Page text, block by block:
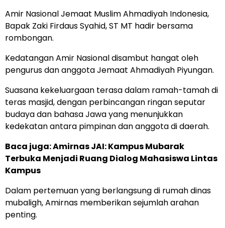
Amir Nasional Jemaat Muslim Ahmadiyah Indonesia,
Bapak Zaki Firdaus Syahid, ST MT hadir bersama
rombongan.
Kedatangan Amir Nasional disambut hangat oleh
pengurus dan anggota Jemaat Ahmadiyah Piyungan.
Suasana kekeluargaan terasa dalam ramah-tamah di
teras masjid, dengan perbincangan ringan seputar
budaya dan bahasa Jawa yang menunjukkan
kedekatan antara pimpinan dan anggota di daerah.
Baca juga:Amirnas JAI: Kampus Mubarak
Terbuka Menjadi Ruang Dialog Mahasiswa Lintas
Kampus
Dalam pertemuan yang berlangsung di rumah dinas
mubaligh, Amirnas memberikan sejumlah arahan
penting.